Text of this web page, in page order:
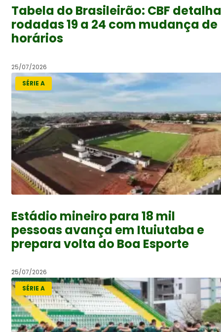
Tabela do Brasileirão: CBF detalha
rodadas 19 a 24 com mudança de
horários
25/07/2026
SÉRIE A
Estádio mineiro para 18 mil
pessoas avança em Ituiutaba e
prepara volta do Boa Esporte
25/07/2026
SÉRIE A